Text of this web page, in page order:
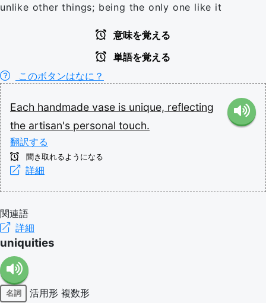
unlike other things; being the only one like it
意味を覚える
単語を覚える
このボタンはなに？
Each handmade vase is unique, reflecting
the artisan's personal touch.
翻訳する
聞き取れるようになる
詳細
関連語
詳細
uniquities
名詞 活用形 複数形